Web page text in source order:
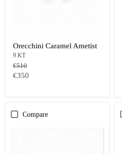
Orecchini Caramel Ametist
9 KT
Prezzo
originale
€510
Prezzo
€350
Compare